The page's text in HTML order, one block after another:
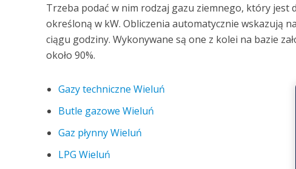
Trzeba podać w nim rodzaj gazu ziemnego, który jest
określoną w kW. Obliczenia automatycznie wskazują
ciągu godziny. Wykonywane są one z kolei na bazie
około 90%.
Gazy techniczne Wieluń
Butle gazowe Wieluń
Gaz płynny Wieluń
LPG Wieluń